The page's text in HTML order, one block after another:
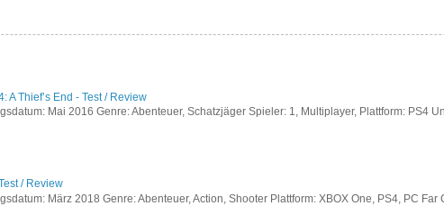
A Thief’s End - Test / Review
Mai 2016 Genre: Abenteuer, Schatzjäger Spieler: 1, Multiplayer, Plattform: PS4
/ Review
März 2018 Genre: Abenteuer, Action, Shooter Plattform: XBOX One, PS4, PC Far